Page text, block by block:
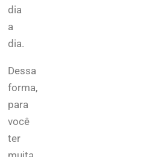
dia
a
dia.
Dessa
forma,
para
você
ter